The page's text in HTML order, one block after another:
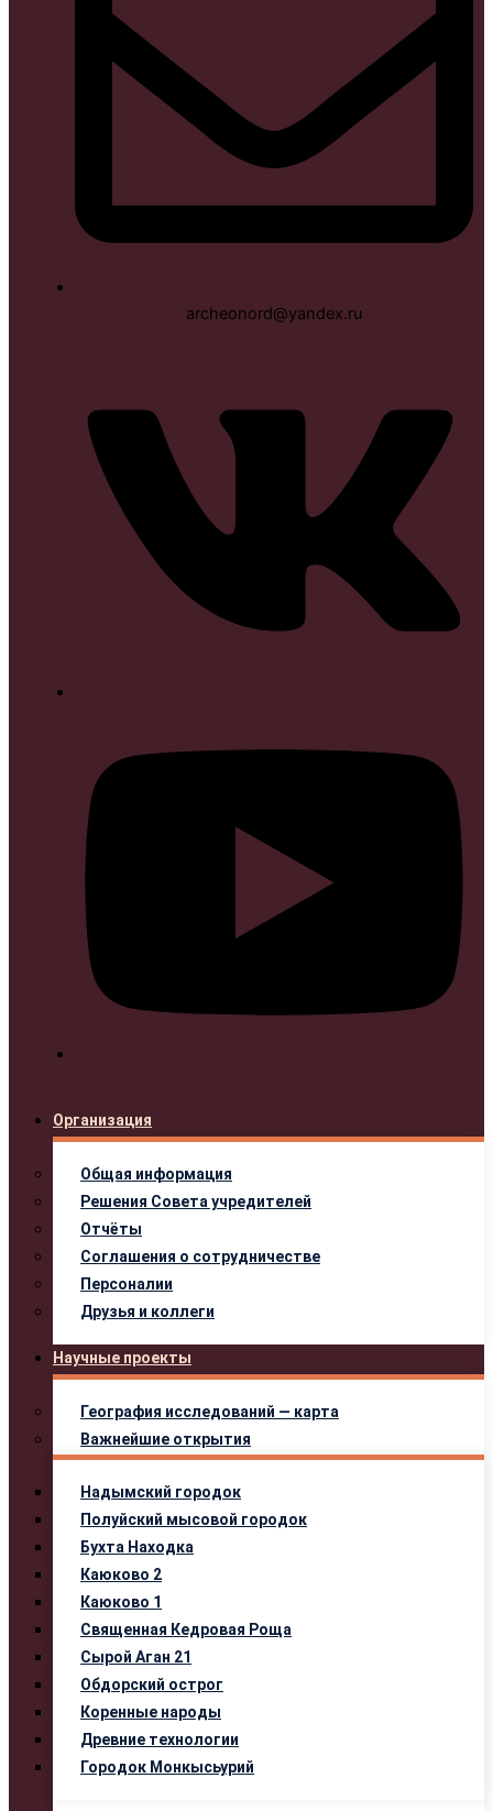
archeonord@yandex.ru
Организация
Общая информация
Решения Совета учредителей
Отчёты
Соглашения о сотрудничестве
Персоналии
Друзья и коллеги
Научные проекты
География исследований — карта
Важнейшие открытия
Надымский городок
Полуйский мысовой городок
Бухта Находка
Каюково 2
Каюково 1
Священная Кедровая Роща
Сырой Аган 21
Обдорский острог
Коренные народы
Древние технологии
Городок Монкысьурий